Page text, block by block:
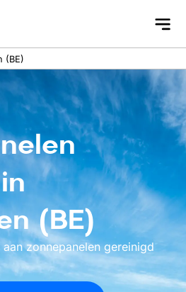
(BE)
(BE)
zonnepanelen gereinigd